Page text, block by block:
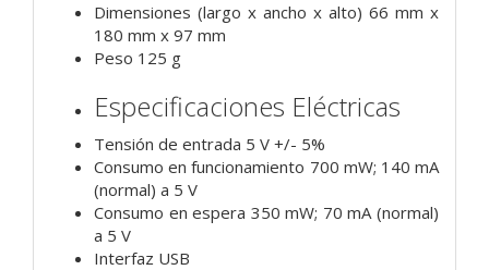
Dimensiones (largo x ancho x alto) 66 mm x
180 mm x 97 mm
Peso 125 g
Especificaciones Eléctricas
Tensión de entrada 5 V +/- 5%
Consumo en funcionamiento 700 mW; 140 mA
(normal) a 5 V
Consumo en espera 350 mW; 70 mA (normal)
a 5 V
Interfaz USB